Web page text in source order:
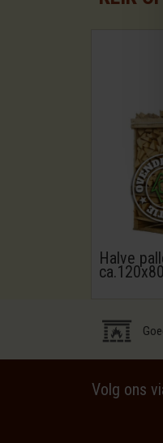
Halve
Volg ons